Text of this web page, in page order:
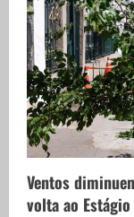
mil
em
Ventos
volta ao Estágio